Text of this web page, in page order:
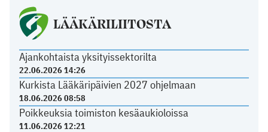
LÄÄKÄRILIITOSTA
Ajankohtaista yksityissektorilta
22.06.2026 14:26
Kurkista Lääkäripäivien 2027 ohjelmaan
18.06.2026 08:58
Poikkeuksia toimiston kesäaukioloissa
11.06.2026 12:21